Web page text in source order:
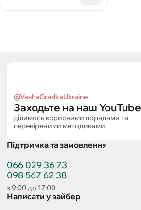
@VashaGradkaUkraine
Заходьте на наш YouTube
ділимось корисними порадами та
перевіреними методиками
Підтримка та замовлення
066 029 36 73
098 567 62 38
з 9:00 до 17:00
Написати у вайбер